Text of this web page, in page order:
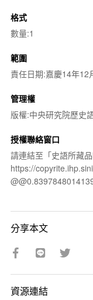
格式
數量:1
範圍
責任日期:嘉慶14年12
管理權
版權:中央研究院歷史
授權聯絡窗口
請連結至「史語所藏
https://
分享本文
資源連結